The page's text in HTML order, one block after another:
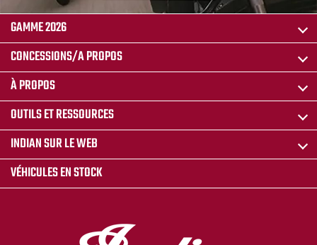
GAMME 2026
CONCESSIONS/A PROPOS
À PROPOS
OUTILS ET RESSOURCES
INDIAN SUR LE WEB
VÉHICULES EN STOCK